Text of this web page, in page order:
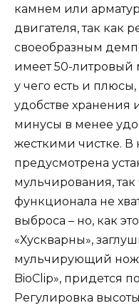
камнем или
двигателя, так как
своеобразным
имеет 50-литровый
у чего есть и
удобстве хранения
минусы в менее
жесткими чистке. В
предусмотрена
мульчирования, так
функционала не
выброса – но, как
«Хускварны»,
мульчирующий нож,
BioClip», придется
Регулировка